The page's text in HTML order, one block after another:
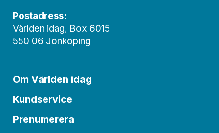
Postadress:
Världen idag, Box 6015
550 06 Jönköping
Om Världen idag
Kundservice
Prenumerera